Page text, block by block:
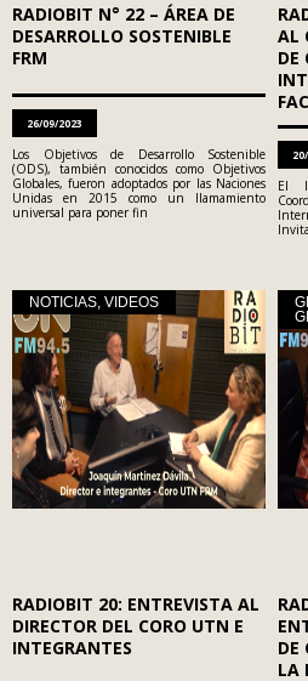
RADIOBIT N° 22 – ÁREA DE
DESARROLLO SOSTENIBLE
FRM
26/09/2023
Los Objetivos de Desarrollo Sostenible
(ODS), también conocidos como Objetivos
Globales, fueron adoptados por las Naciones
Unidas en 2015 como un llamamiento
universal para poner fin
AL
DE
El
NOTICIAS, VIDEOS
RADIOBIT 20: ENTREVISTA AL
DIRECTOR DEL CORO UTN E
INTEGRANTES
DE
LA